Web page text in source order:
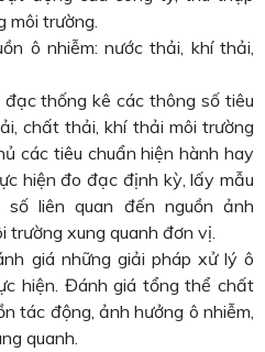
môi trường.
ô nhiễm: nước thải, khí thải,
thống kê các thông số tiêu
chất thải, khí thải môi trường
các tiêu chuẩn hiện hành hay
hiện đo đạc định kỳ, lấy mẫu
liên quan đến nguồn ảnh
trường xung quanh đơn vị.
giá những giải pháp xử lý ô
hiện. Đánh giá tổng thể chất
tác động, ảnh hưởng ô nhiễm,
quanh.